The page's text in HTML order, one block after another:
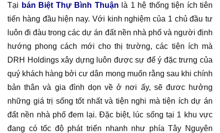
Tại bán Biệt Thự Bình Thuận là 1 hệ thống tiện ích tiên
tiến hàng đầu hiện nay. Với kinh nghiệm của 1 chủ đầu tư
luôn đi đàu trong các dự án đất nền nhà phố và người định
hướng phong cách mới cho thị trường, các tiện ích mà
DRH Holdings xây dựng luôn được sự để ý đặc trưng của
quý khách hàng bởi cư dân mong muốn rằng sau khi chính
bản thân và gia đình dọn về ở nơi ấy, sẽ đươc hưởng
những giá trị sống tốt nhất và tiện nghi mà tiện ích dự án
đất nền nhà phố đem lại. Đặc biệt, lúc sống tại 1 khu vực
đang có tốc độ phát triển nhanh như phía Tây Nguyên